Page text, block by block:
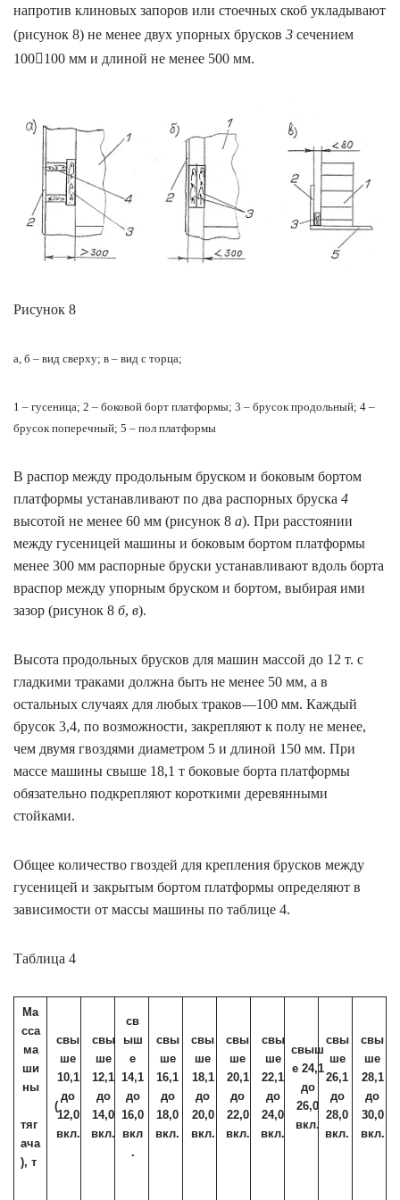
напротив клиновых запоров или стоечных скоб укладывают
(рисунок 8) не менее двух упорных брусков 3 сечением
100100 мм и длиной не менее 500 мм.
Рисунок 8
а, б – вид сверху; в – вид с торца;
1 – гусеница; 2 – боковой борт платформы; 3 – брусок продольный; 4 –
брусок поперечный; 5 – пол платформы
В распор между продольным бруском и боковым бортом
платформы устанавливают по два распорных бруска 4
высотой не менее 60 мм (рисунок 8 а). При расстоянии
между гусеницей машины и боковым бортом платформы
менее 300 мм распорные бруски устанавливают вдоль борта
враспор между упорным бруском и бортом, выбирая ими
зазор (рисунок 8 б, в).
Высота продольных брусков для машин массой до 12 т. с
гладкими траками должна быть не менее 50 мм, а в
остальных случаях для любых траков—100 мм. Каждый
брусок 3,4, по возможности, закрепляют к полу не менее,
чем двумя гвоздями диаметром 5 и длиной 150 мм. При
массе машины свыше 18,1 т боковые борта платформы
обязательно подкрепляют короткими деревянными
стойками.
Общее количество гвоздей для крепления брусков между
гусеницей и закрытым бортом платформы определяют в
зависимости от массы машины по таблице 4.
Таблица 4
Ма
сса
ма
ши
ны
(
тяг
ача
), т
свы
ше
10,1
до
12,0
вкл.
свы
ше
12,1
до
14,0
вкл.
св
ыш
е
14,1
до
16,0
вкл
.
свы
ше
16,1
до
18,0
вкл.
свы
ше
18,1
до
20,0
вкл.
свы
ше
20,1
до
22,0
вкл.
свы
ше
22,1
до
24,0
вкл.
свыш
е 24,1
до
26,0
вкл.
свы
ше
26,1
до
28,0
вкл.
свы
ше
28,1
до
30,0
вкл.